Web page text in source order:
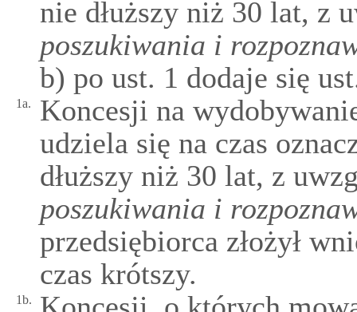
nie dłuższy niż 30 lat, z
poszukiwania i
b) po ust. 1 dodaje się
1a.
Koncesji na
udziela się na czas
dłuższy niż 30 lat, z
poszukiwania i
przedsiębiorca złożył
czas krótszy.
1b.